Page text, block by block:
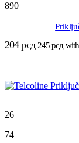
890
204рсд 245рсд
26
74